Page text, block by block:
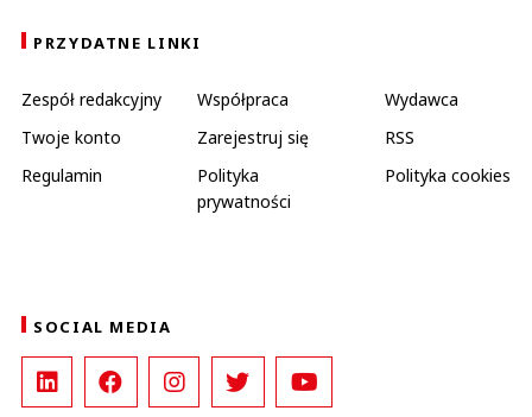
PRZYDATNE LINKI
Zespół redakcyjny Współpraca
Wydawca
Twoje konto
Zarejestruj się
RSS
Regulamin
Polityka
prywatności
Polityka cookies
SOCIAL MEDIA